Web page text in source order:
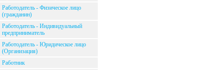
Работодатель - Физическое лицо
(гражданин)
Работодатель - Индивидуальный
предприниматель
Работодатель - Юридическое лицо
(Организация)
Работник